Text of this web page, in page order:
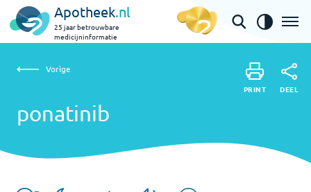
Apotheek.nl
25 jaar betrouwbare
medicijninformatie
ponatinib
Vorige
ponatinib
PRINT DEEL